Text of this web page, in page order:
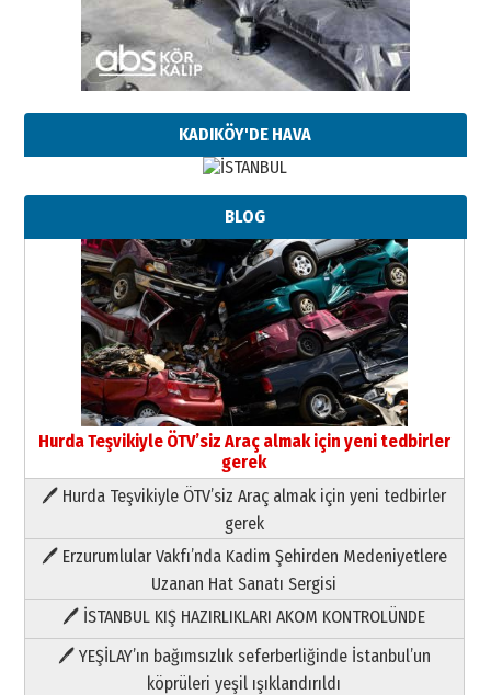
KADIKÖY'DE HAVA
BLOG
Hurda Teşvikiyle ÖTV’siz Araç almak için yeni tedbirler
gerek
🖊 Hurda Teşvikiyle ÖTV’siz Araç almak için yeni tedbirler
gerek
🖊 Erzurumlular Vakfı’nda Kadim Şehirden Medeniyetlere
Uzanan Hat Sanatı Sergisi
🖊 İSTANBUL KIŞ HAZIRLIKLARI AKOM KONTROLÜNDE
🖊 YEŞİLAY’ın bağımsızlık seferberliğinde İstanbul’un
köprüleri yeşil ışıklandırıldı
Paranın Aile Kültüründeki Yeri
03 Ağustos 2026 Pazartesi
Yıldırım Gündoğdu
HAVVA’NIN ÜÇ KIZI
09 Temmuz 2026 Perşembe